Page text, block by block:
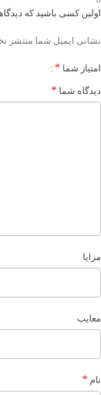
اولین کسی باشید که
نشانی ایمیل شما منتشر
امتیاز شما *
دیدگاه شما *
مزایا
معایب
نام *